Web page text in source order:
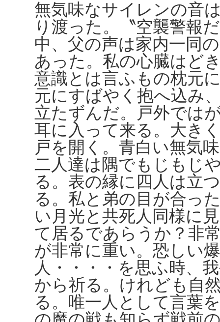
無気味なサイレンの音
り渡った。〝空襲警報
中、父の声は家内一同
あった。私の心臓はど
意識とは言ふもの枕元
元にすばやく抱へ込み
立たずんだ。戸外では
耳に入って来る。大き
戸を開く。青白い無気
二人達は隅でもじもじ
る。表の縁に四人は立
る。私と弟の目が合っ
い月光と共死人同様に
て居るであらうか？非
が非常に重い。恐しい
人・・・・を思ふ時、
から祈る。けれども自
る。唯一人として言葉